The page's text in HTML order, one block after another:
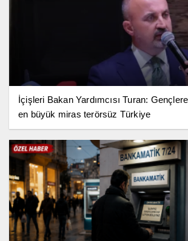
İçişleri Bakan Yardımcısı Turan:
en büyük miras terörsüz Türkiye